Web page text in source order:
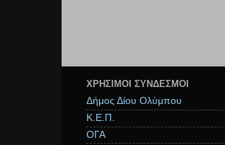
ΧΡΉΣΙΜΟΙ ΣΥΝΔΕΣΜΟΙ
Δήμος Δίου Ολύμπου
Κ.Ε.Π.
ΟΓΑ